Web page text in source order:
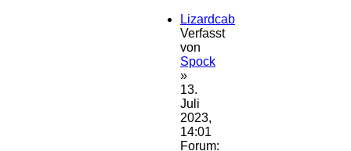
Lizardcab
Verfasst
von
Spock
»
13.
Juli
2023,
14:01
Forum: